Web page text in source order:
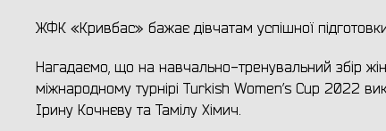
ЖФК «Кривбас» бажає дівчатам успішної
Нагадаємо, що на навчально-тренувальний збір
міжнародному турнірі Turkish Women’s Cup 2022
Ірину Кочнєву та Тамілу Хімич.